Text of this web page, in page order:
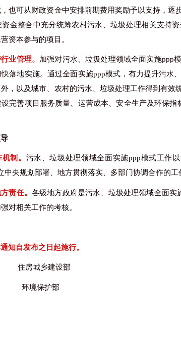
也可从财政资金中安排前期费用奖励予以支持，逐
金整合中充分统筹农村污水、垃圾处理相关支持
资本参与的项目。
业管理。 加强对污水、垃圾处理领域全面实施ppp
落地实施。通过全面实施ppp模式，有力提升污水
，以及城市、农村的污水、垃圾处理工作得到有
完善项目服务质量、运营成本、安全生产及环保
制。 污水、垃圾处理领域全面实施ppp模式工作
中央规划部署、地方贯彻落实、多部门协调合作的工
责任。 各级地方政府是污水、垃圾处理领域全面实
对相关工作的考核。
通知自发布之日起施行。
城乡建设部
境保护部